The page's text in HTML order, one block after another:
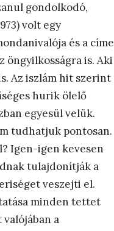
gondolkodó,
volt egy
és a címe
öngyilkosságra is. Aki
Az iszlám hit szerint
hurik ölelő
egyesül velük.
tudhatjuk pontosan.
Igen-igen kevesen
tulajdonítják a
veszejti el.
minden tettet
a